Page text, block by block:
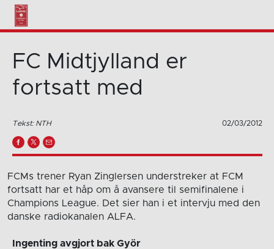
FC Midtjylland er
fortsatt med
Tekst: NTH 02/03/2012
FCMs trener Ryan Zinglersen understreker at FCM
fortsatt har et håp om å avansere til semifinalene i
Champions League. Det sier han i et intervju med den
danske radiokanalen ALFA.
Ingenting avgjort bak Györ